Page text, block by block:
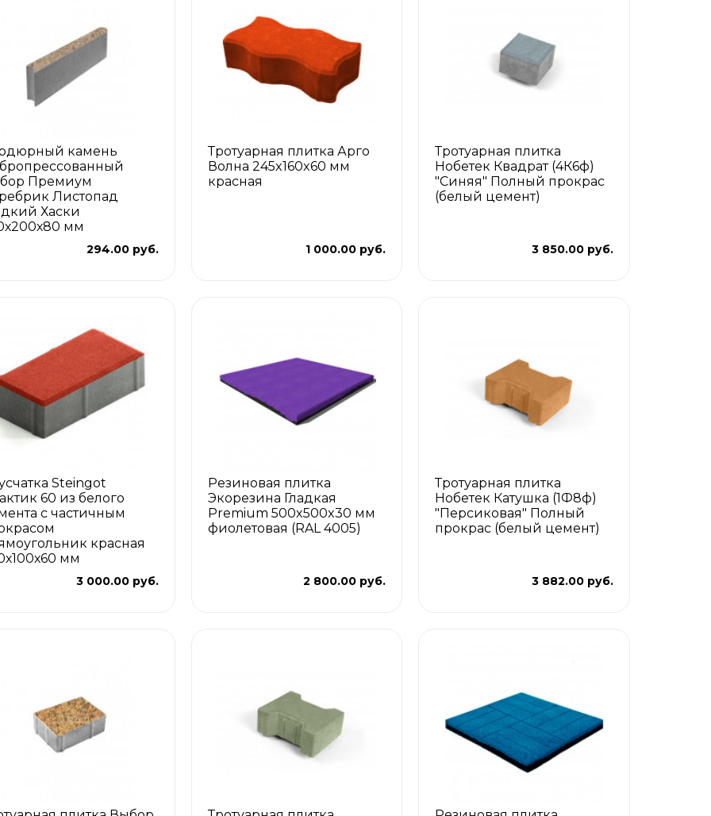
камень
Премиум
Листопад
Хаски
мм
294.00 руб.
Тротуарная плитка Арго
Волна 245x160x60 мм
красная
1 000.00 руб.
Тротуарная плитка
Нобетек Квадрат (4К6ф)
"Синяя" Полный прокрас
(белый цемент)
3 850.00 руб.
Steingot
60 из белого
с частичным
красная
мм
3 000.00 руб.
Резиновая плитка
Экорезина Гладкая
Premium 500x500x30 мм
фиолетовая (RAL 4005)
2 800.00 руб.
Тротуарная плитка
Нобетек Катушка (1Ф8ф)
"Персиковая" Полный
прокрас (белый цемент)
3 882.00 руб.